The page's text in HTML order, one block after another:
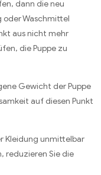
dann die neu
oder Waschmittel
aus nicht mehr
die Puppe zu
Gewicht der Puppe
auf diesen Punkt
Kleidung unmittelbar
reduzieren Sie die